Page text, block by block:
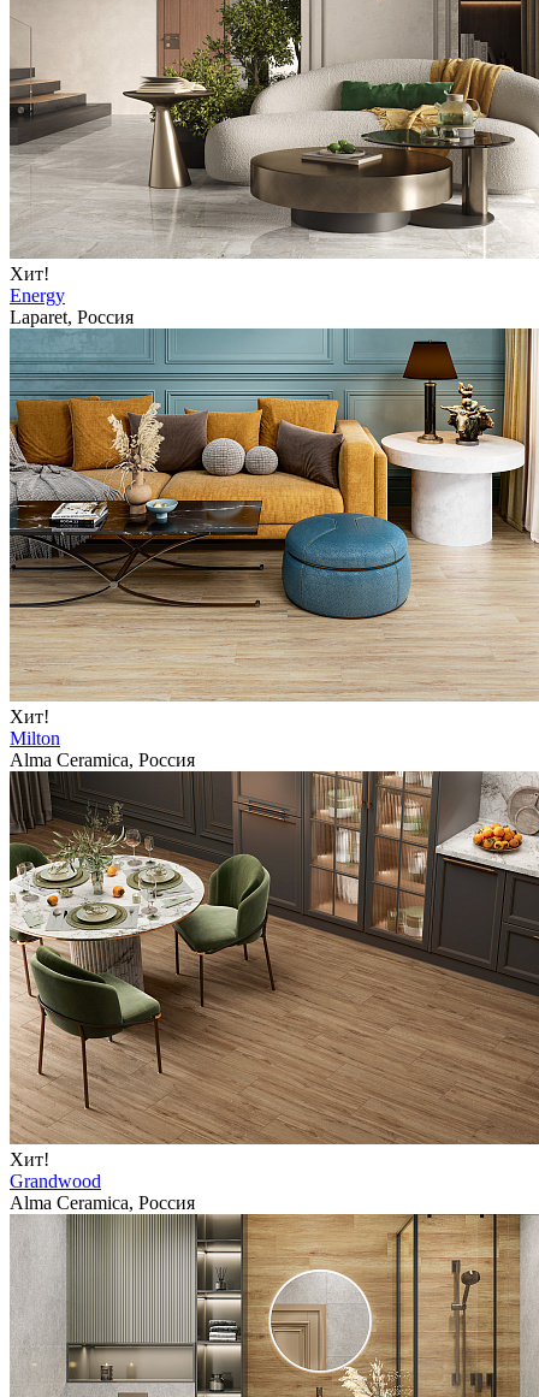
Хит!
Energy
Laparet, Россия
Хит!
Milton
Alma Ceramica, Россия
Хит!
Grandwood
Alma Ceramica, Россия